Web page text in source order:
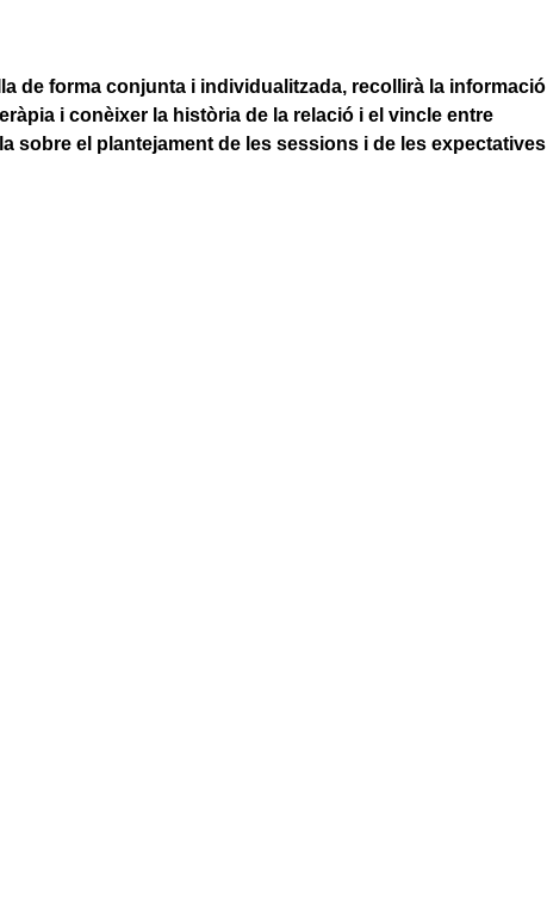
de forma conjunta i individualitzada, recollirà la informació
i conèixer la història de la relació i el vincle entre
sobre el plantejament de les sessions i de les expectatives